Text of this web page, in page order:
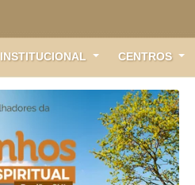
INSTITUCIONAL CENTROS